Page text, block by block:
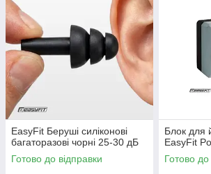
EasyFit Беруші силіконові
багаторазові чорні 25-30 дБ
Готово до відправки
Блок для
EasyFit
Готово до